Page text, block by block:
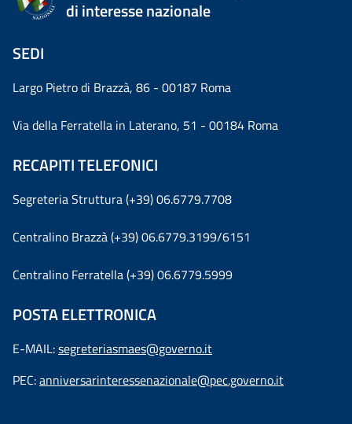
di interesse nazionale
SEDI
Largo Pietro di Brazzà, 86 - 00187 Roma
Via della Ferratella in Laterano, 51 - 00184 Roma
RECAPITI TELEFONICI
Segreteria Struttura (+39) 06.6779.7708
Centralino Brazzà (+39) 06.6779.3199/6151
Centralino Ferratella (+39) 06.6779.5999
POSTA ELETTRONICA
E-MAIL:segreteriasmaes@governo.it
PEC:anniversarinteressenazionale@pec.governo.it